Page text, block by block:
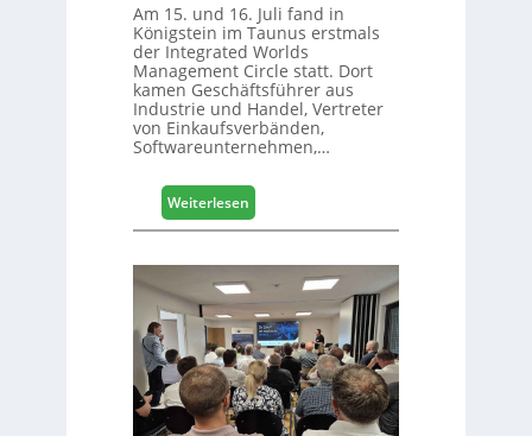
m
e
s
s
e
Am 15. und 16. Juli fand in
Königstein im Taunus erstmals
der Integrated Worlds
Management Circle statt. Dort
kamen Geschäftsführer aus
Industrie und Handel, Vertreter
von Einkaufsverbänden,
Softwareunternehmen,…
Weiterlesen:
M
b
e
b
r
a
n